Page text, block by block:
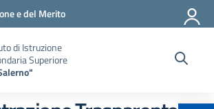
e del Merito
di Istruzione
Superiore